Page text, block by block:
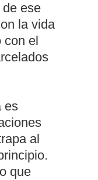
ese
la vida
el
es
al
que